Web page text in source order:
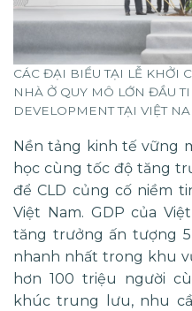
CÁC ĐẠI BIỂU TẠI LỄ KHỞI
NHÀ Ở QUY MÔ LỚN ĐẦU
DEVELOPMENT TẠI VIỆT
Nền tảng kinh tế vững
học cùng tốc độ tăng
để CLD củng cố niềm
Việt Nam. GDP của
tăng trưởng ấn tượng
nhanh nhất trong khu
hơn 100 triệu người
khúc trung lưu, nhu